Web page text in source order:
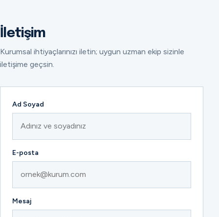
İletişim
Kurumsal ihtiyaçlarınızı iletin; uygun uzman ekip sizinle
iletişime geçsin.
Ad Soyad
E-posta
Mesaj